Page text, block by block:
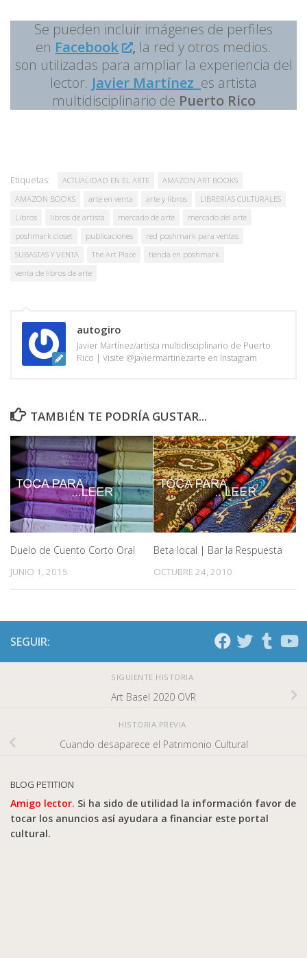
Se pueden incluir imágenes de perfiles
en Facebook , la red y otros medios.
son utilizadas para ampliar la experiencia del
lector. Javier Martínez es artista
multidisciplinario de Puerto Rico
Etiquetas: ACTUALIDAD EN EL ARTE
AMAZON ART BOOKS
AMAZON BOOKS
arte en venta arte y libros
LIBRERÍAS CULTURALES
Libros
libros de artista mercado de arte
mercado del arte
poshmark closet
publicaciones
red poshmark para ventas
SUBASTAS Y VENTA
The Art Place
tienda en poshmark
venta de libros de arte
autogiro
Javier Martínez/artista multidisciplinario de Puerto
Rico | Visite @javiermartinezarte en Instagram
TAMBIÉN TE PODRÍA GUSTAR...
Duelo de Cuento Corto Oral
JUNIO 1, 2015
Beta local | Bar la Respuesta
OCTUBRE 24, 2010
SEGUIR:
SIGUIENTE HISTORIA
Art Basel 2020 OVR
HISTORIA PREVIA
Cuando desaparece el Patrimonio Cultural
BLOG PETITION
Amigo lector. Si ha sido de utilidad la información favor de
tocar los anuncios así ayudara a financiar este portal
cultural.